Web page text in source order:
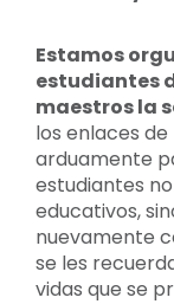
Estamos
estudiantes
maestros la
los enlaces
arduamente
estudiantes
educativos,
nuevamente
se les
vidas que se